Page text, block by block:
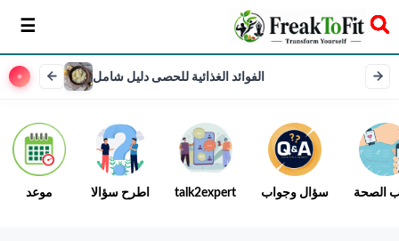
سخر
الفوائد الغذائية للحصى دليل شامل
موعد اطرح سؤالا talk2expert سؤال وجواب الصحة